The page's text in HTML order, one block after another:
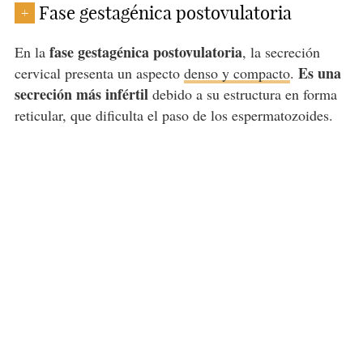
+ Fase gestagénica postovulatoria
En la fase gestagénica postovulatoria, la secreción
cervical presenta un aspecto denso y compacto. Es una
secreción más infértil debido a su estructura en forma
reticular, que dificulta el paso de los espermatozoides.